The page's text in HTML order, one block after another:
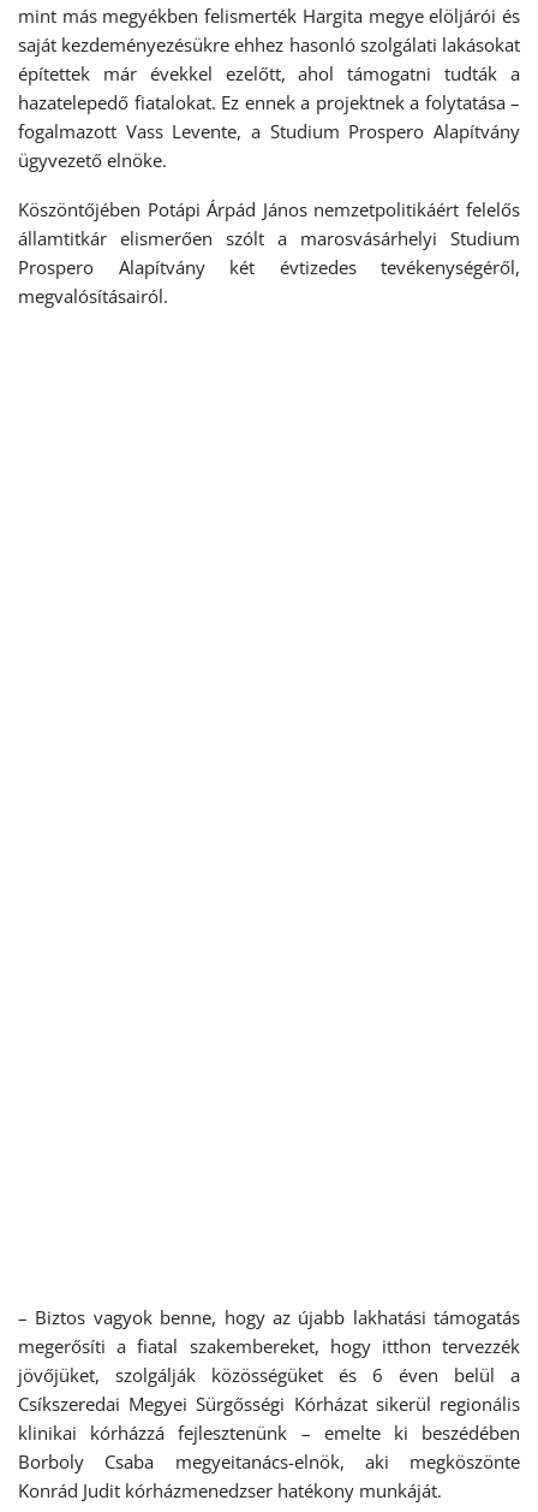
mint más megyékben felismerték Hargita megye elöljárói és
saját kezdeményezésükre ehhez hasonló szolgálati lakásokat
építettek már évekkel ezelőtt, ahol támogatni tudták a
hazatelepedő fiatalokat. Ez ennek a projektnek a folytatása –
fogalmazott Vass Levente, a Studium Prospero Alapítvány
ügyvezető elnöke.
Köszöntőjében Potápi Árpád János nemzetpolitikáért felelős
államtitkár elismerően szólt a marosvásárhelyi Studium
Prospero Alapítvány két évtizedes tevékenységéről,
megvalósításairól.
– Biztos vagyok benne, hogy az újabb lakhatási támogatás
megerősíti a fiatal szakembereket, hogy itthon tervezzék
jövőjüket, szolgálják közösségüket és 6 éven belül a
Csíkszeredai Megyei Sürgősségi Kórházat sikerül regionális
klinikai kórházzá fejlesztenünk – emelte ki beszédében
Borboly Csaba megyeitanács-elnök, aki megköszönte
Konrád Judit kórházmenedzser hatékony munkáját.